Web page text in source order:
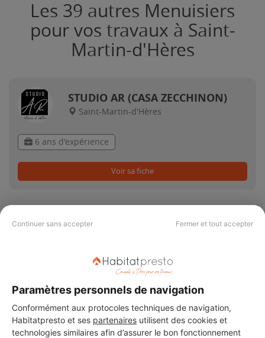
Continuer sans accepter Fermer et tout accepter
Paramètres personnels de navigation
Conformément aux protocoles techniques de navigation,
Habitatpresto et ses partenaires utilisent des cookies et
technologies similaires afin d’assurer le bon fonctionnement
Les 39 autres Menuisiers
pour vos travaux à Saint-
Martin-d'Hères
STUDIO AR (CASA ZECCHINON)
Saint-Martin-d'Hères
6 ans d'expérience
Voir sa fiche
RDGELEC